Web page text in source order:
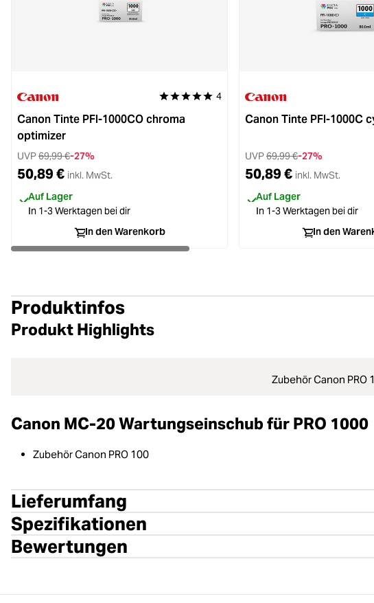
Durchschnittliche Bewertung von 5 von 5 Sternen
4
Canon Tinte PFI-1000CO chroma
optimizer
UVP69,99 €-27%
50,89 € inkl. MwSt.
Auf Lager
In 1-3 Werktagen bei dir
In den Warenkorb
Canon Tinte PFI-1000C
UVP69,99 €-27%
50,89 € inkl. MwSt.
Auf Lager
In 1-3 Werktagen bei dir
In den
Produktinfos
Produkt Highlights
Zubehör Canon PRO
Canon MC-20 Wartungseinschub für PRO 1000
Zubehör Canon PRO 100
Lieferumfang
Spezifikationen
Bewertungen